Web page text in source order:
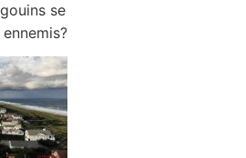
se